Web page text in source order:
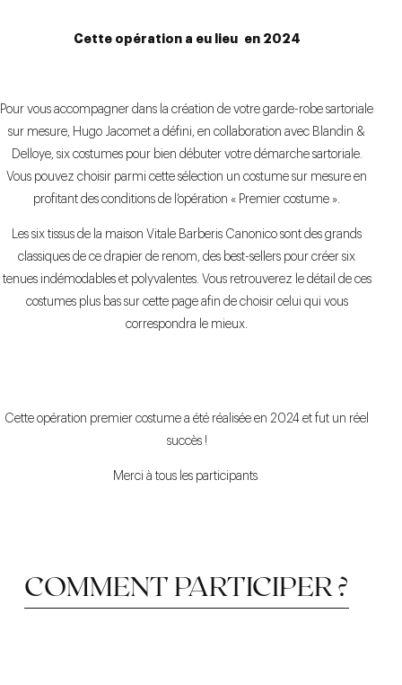
Cette opération a eu lieu en 2024
Pour vous accompagner dans la création de votre garde-robe sartoriale
sur mesure, Hugo Jacomet a défini, en collaboration avec Blandin &
Delloye, six costumes pour bien débuter votre démarche sartoriale.
Vous pouvez choisir parmi cette sélection un costume sur mesure en
profitant des conditions de l’opération « Premier costume ».
Les six tissus de la maison Vitale Barberis Canonico sont des grands
classiques de ce drapier de renom, des best-sellers pour créer six
tenues indémodables et polyvalentes. Vous retrouverez le détail de ces
costumes plus bas sur cette page afin de choisir celui qui vous
correspondra le mieux.
Cette opération premier costume a été réalisée en 2024 et fut un réel
succès !
Merci à tous les participants
COMMENT PARTICIPER ?